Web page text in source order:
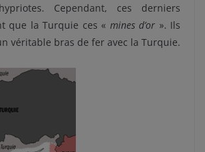
Cependant, ces derniers
que la Turquie ces « mines d’or ». Ils
véritable bras de fer avec la Turquie.